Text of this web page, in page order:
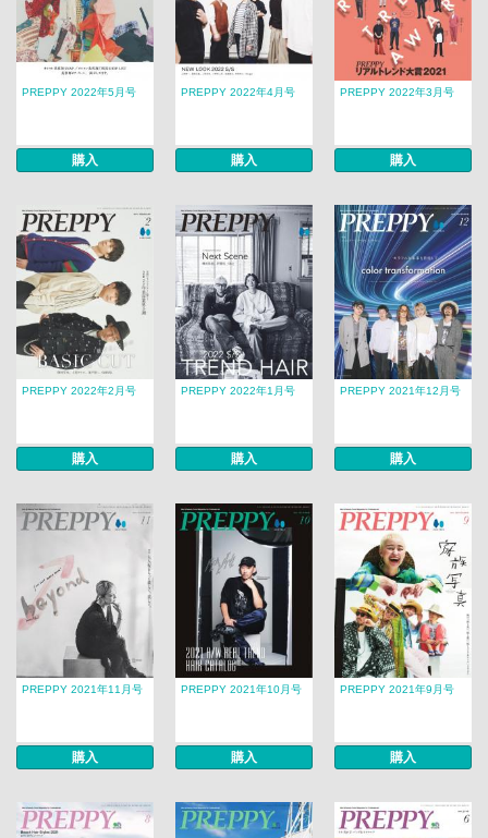
PREPPY 2022年5月号
購入
PREPPY 2022年4月号
購入
PREPPY 2022年3月号
購入
PREPPY 2022年2月号
購入
PREPPY 2022年1月号
購入
PREPPY 2021年12月号
購入
PREPPY 2021年11月号
購入
PREPPY 2021年10月号
購入
PREPPY 2021年9月号
購入